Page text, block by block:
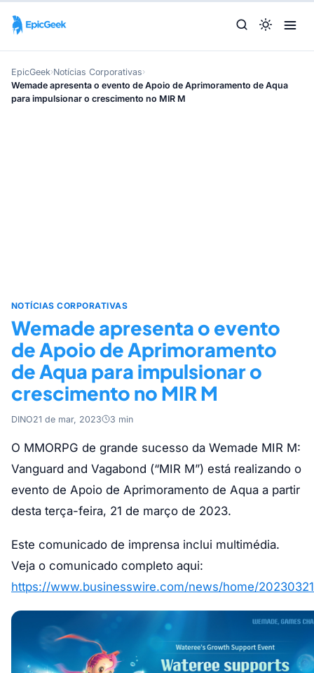
EpicGeek›Notícias Corporativas›
Wemade apresenta o evento de Apoio de Aprimoramento de Aqua
para impulsionar o crescimento no MIR M
NOTÍCIAS CORPORATIVAS
Wemade apresenta o evento
de Apoio de Aprimoramento
de Aqua para impulsionar o
crescimento no MIR M
DINO21 de mar, 2023 3 min
O MMORPG de grande sucesso da Wemade MIR M:
Vanguard and Vagabond (“MIR M”) está realizando o
evento de Apoio de Aprimoramento de Aqua a partir
desta terça-feira, 21 de março de 2023.
Este comunicado de imprensa inclui multimédia.
Veja o comunicado completo aqui:
https://www.businesswire.com/news/home/